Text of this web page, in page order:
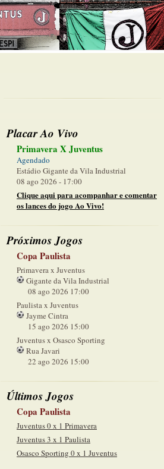
Placar Ao Vivo
Primavera X Juventus
Agendado
Estádio Gigante da Vila Industrial
08 ago 2026 - 17:00
Clique aqui para acompanhar e comentar
os lances do jogo Ao Vivo!
Próximos Jogos
Copa Paulista
Primavera x Juventus
Gigante da Vila Industrial
08 ago 2026 17:00
Paulista x Juventus
Jayme Cintra
15 ago 2026 15:00
Juventus x Osasco Sporting
Rua Javari
22 ago 2026 15:00
Últimos Jogos
Copa Paulista
Juventus 0 x 1 Primavera
Juventus 3 x 1 Paulista
Osasco Sporting 0 x 1 Juventus